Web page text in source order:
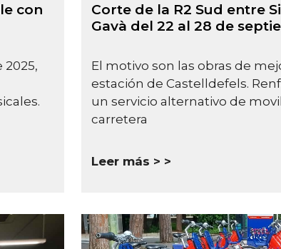
con
2025,
Corte de la R2 Sud entre
Gavà del 22 al 28 de
El motivo son las obras de
estación de Castelldefels.
un servicio alternativo de
carretera
Leer más >